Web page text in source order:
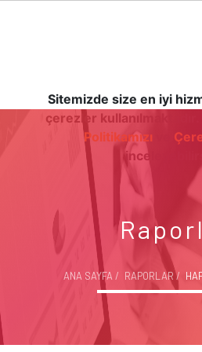
Sitemizde size en iyi
çerezler
Politikamızı
ANA SAYFA RAPORLAR